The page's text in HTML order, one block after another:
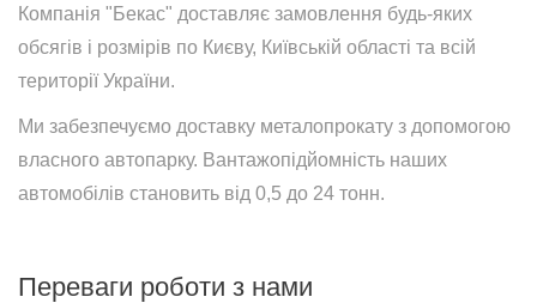
Компанія "Бекас" доставляє замовлення будь-яких
обсягів і розмірів по Києву, Київській області та всій
території України.
Ми забезпечуємо доставку металопрокату з допомогою
власного автопарку. Вантажопідйомність наших
автомобілів становить від 0,5 до 24 тонн.
Переваги роботи з нами